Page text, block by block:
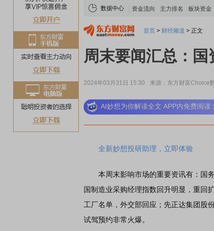
数据中心 资金流向 主力排名 板块资金
首页 > 财经频道 > 正文
周末要闻汇总：
2024年03月31日 15:30 来源：东方财富Choice
AI妙想为你解读全文 APP内免费阅读
全新妙想投研助理，立即体验
本周末影响市场的重要资讯有：国务
国制造业采购经理指数回升明显，重回
工厂名单，外交部回应；先正达集团股
试驾预约非常火爆。
稀